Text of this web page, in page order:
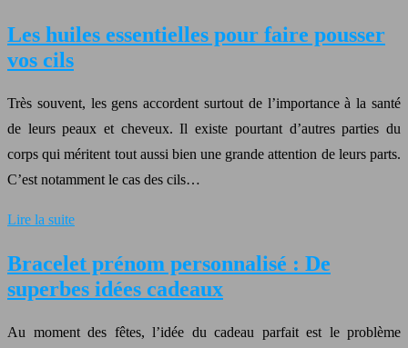
Les huiles essentielles pour faire pousser
vos cils
Très souvent, les gens accordent surtout de l’importance à la santé
de leurs peaux et cheveux. Il existe pourtant d’autres parties du
corps qui méritent tout aussi bien une grande attention de leurs parts.
C’est notamment le cas des cils…
Lire la suite
Bracelet prénom personnalisé : De
superbes idées cadeaux
Au moment des fêtes, l’idée du cadeau parfait est le problème